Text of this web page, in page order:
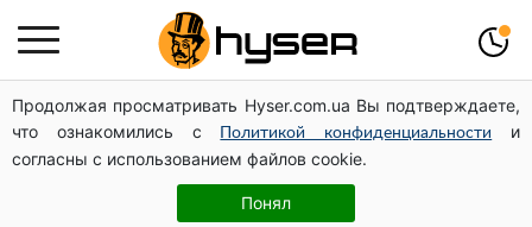
Продолжая просматривать Hyser.com.ua Вы подтверждаете,
что ознакомились с
Политикой конфиденциальности
и
согласны с использованием файлов cookie.
Понял
Дрони із націнкою: Олександр Конотопський вивів
мільйони оборонного бюджету через фіктивну фірму в
Естонії
Павло Прудніков та його дивовижна кар'єра від актора
у російському театрі до номінанта у керівники